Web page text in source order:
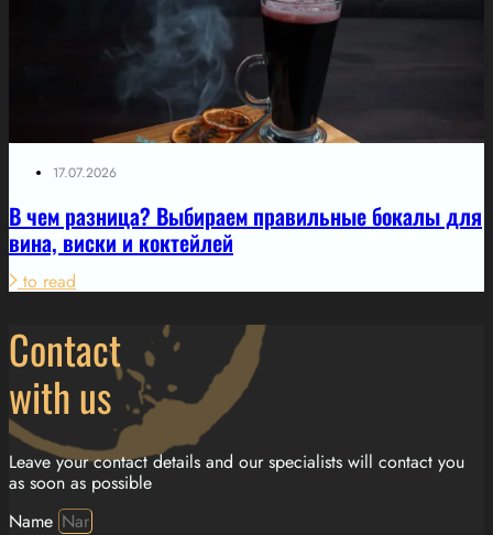
17.07.2026
В чем разница? Выбираем правильные бокалы для
вина, виски и коктейлей
to read
Contact
with us
Leave your contact details and our specialists will contact you
as soon as possible
Name